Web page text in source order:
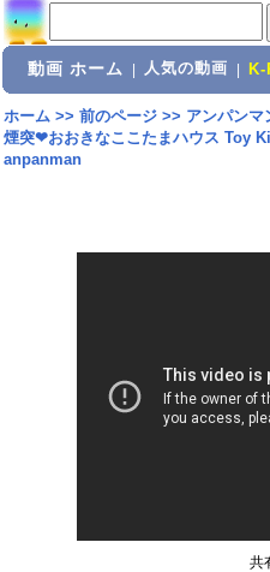
動画 ホーム 人気の動画 K-
ホーム>> 前のページ>> アンパンマ
煙突❤おおきなここたまハウス Toy
anpanman
共